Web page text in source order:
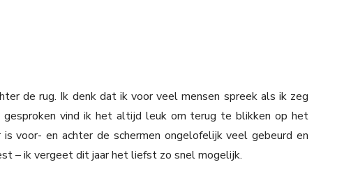
de rug. Ik denk dat ik voor veel mensen spreek als ik zeg
vind ik het altijd leuk om terug te blikken op het
voor- en achter de schermen ongelofelijk veel gebeurd en
– ik vergeet dit jaar het liefst zo snel mogelijk.